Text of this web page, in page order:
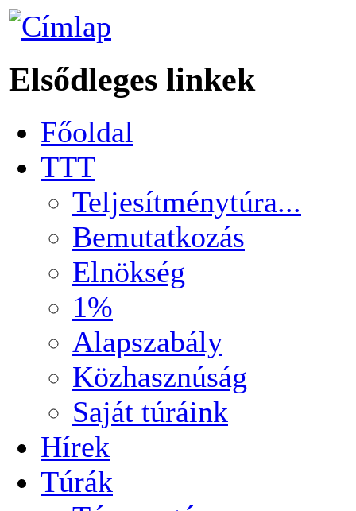
Elsődleges linkek
Főoldal
TTT
Teljesítménytúra...
Bemutatkozás
Elnökség
1%
Alapszabály
Közhasznúság
Saját túráink
Hírek
Túrák